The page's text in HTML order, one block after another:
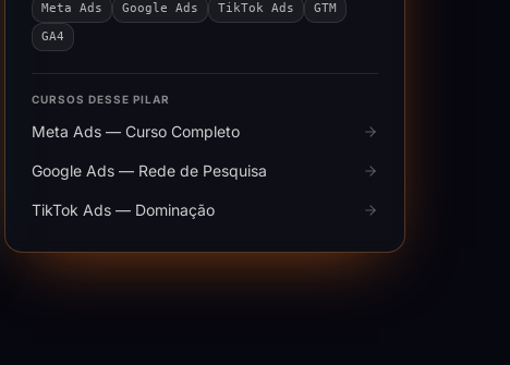
Meta Ads Google Ads TikTok Ads
GTM
GA4
CURSOS DESSE PILAR
Meta Ads — Curso Completo
Google Ads — Rede de Pesquisa
TikTok Ads — Dominação